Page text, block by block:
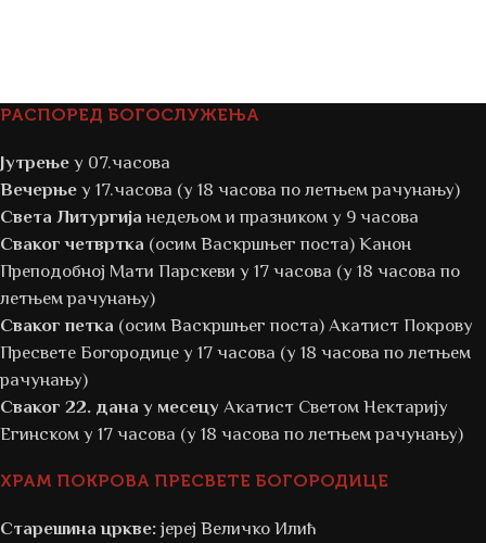
РАСПОРЕД БОГОСЛУЖЕЊА
Јутрење у 07.часова
Вечерње у 17.часова (у 18 часова по летњем рачунању)
Света Литургија недељом и празником у 9 часова
Сваког четвртка (осим Васкршњег поста) Канон
Преподобној Мати Парскеви у 17 часова (у 18 часова по
летњем рачунању)
Сваког петка (осим Васкршњег поста) Акатист Покрову
Пресвете Богородице у 17 часова (у 18 часова по летњем
рачунању)
Сваког 22. дана у месецу Акатист Светом Нектарију
Егинском у 17 часова (у 18 часова по летњем рачунању)
ХРАМ ПОКРОВА ПРЕСВЕТЕ БОГОРОДИЦЕ
Старешина цркве:јереј Величко Илић